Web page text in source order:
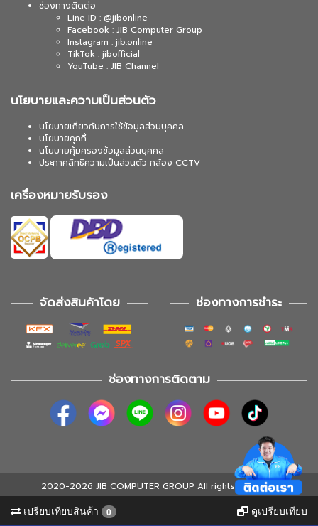
ช่องทางติดต่อ
Line ID : @jibonline
Facebook : JIB Computer Group
Instagram : jib.online
TikTok : jibofficial
YouTube : JIB Channel
นโยบายและความเป็นส่วนตัว
นโยบายเกี่ยวกับการใช้ข้อมูลส่วนบุคคล
นโยบายคุกกี้
นโยบายคุ้มครองข้อมูลส่วนบุคคล
ประกาศสิทธิความเป็นส่วนตัว กล้อง CCTV
เครื่องหมายรับรอง
จัดส่งสินค้าโดย ช่องทางการชำระ
ช่องทางการติดตาม
2020-2026 JIB COMPUTER GROUP All rights reserved
เปรียบเทียบสินค้า 0 ดูเปรียบเทียบ